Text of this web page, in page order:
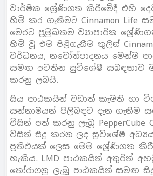
වාර්ෂික ශ්‍රේණිගත කිරීමේදී එහි
හිමි කර ගැනීමට Cinnamon Life
මෙරට ප්‍රමුඛතම ව්‍යාපාරික
හිමි වූ එම පිළිගැනීම තුලින්
වර්ධනය, නවෝත්පාදනය මෙන්ම
සමඟ පවතින සුවිශේෂී සබඳතාව
කරනු ලබයි.
සිය පාඨකයින් වඩාත් කැමති හා
සන්නාමයන් පිලිබඳව දැන ගැනීම
විසින් පත් කරනු ලැබූ PepperCube
විසින් සිදු කරන ලද සුවිශේෂී
ප්‍රතිඵයක් ලෙස මෙම ශ්‍රේණිගත
හැකිය. LMD පාඨකයින් අතුරින්
තෝරාගනු ලැබූ පාඨකයින් සමඟ